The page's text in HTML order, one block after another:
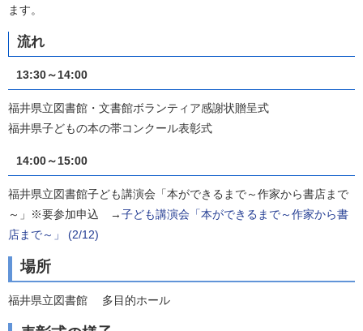
ます。
流れ
13:30～14:00
福井県立図書館・文書館ボランティア感謝状贈呈式
福井県子どもの本の帯コンクール表彰式
14:00～15:00
福井県立図書館子ども講演会「本ができるまで～作家から書店まで
～」※要参加申込 →子ども講演会「本ができるまで～作家から書
店まで～」 (2/12)
場所
福井県立図書館 多目的ホール